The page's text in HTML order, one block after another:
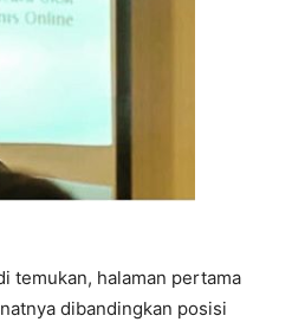
temukan, halaman pertama
dibandingkan posisi